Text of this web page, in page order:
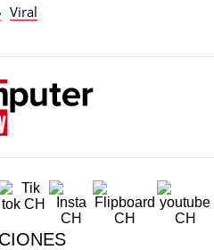
Viral